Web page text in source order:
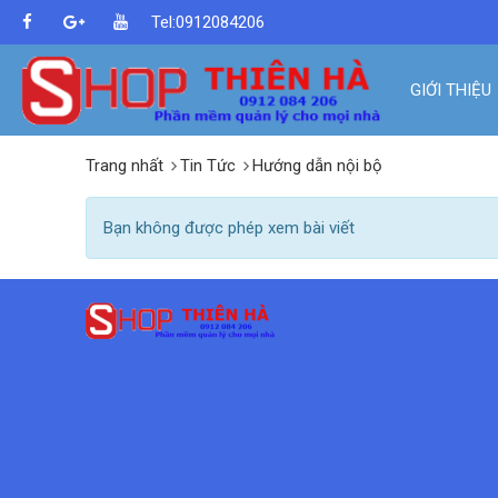
GIỚI THIỆU
Tel:0912084206
Trang nhất Tin Tức Hướng dẫn nội bộ
Bạn không được phép xem bài viết